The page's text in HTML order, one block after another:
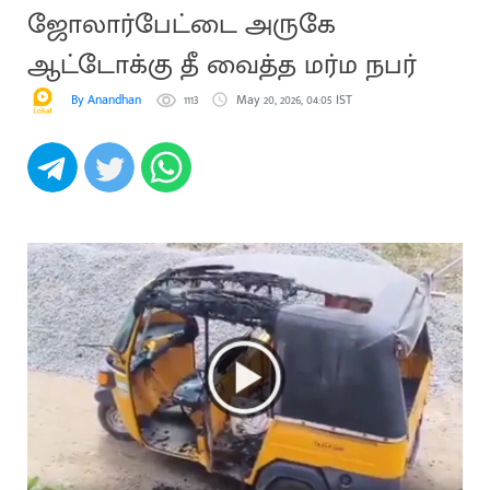
ஜோலார்பேட்டை அருகே
ஆட்டோக்கு தீ வைத்த மர்ம நபர்
By Anandhan 1113 May 20, 2026, 04:05 IST